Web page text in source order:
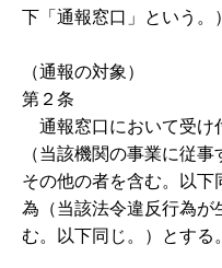
下「通報窓口」という。
（通報の対象）
第２条
通報窓口において受け
（当該機関の事業に従
その他の者を含む。以
為（当該法令違反行為が
む。以下同じ。）とする。